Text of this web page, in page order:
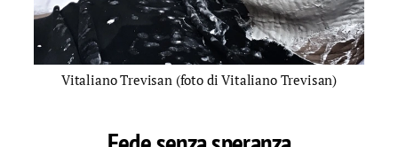
Vitaliano Trevisan (foto di Vitaliano Trevisan)